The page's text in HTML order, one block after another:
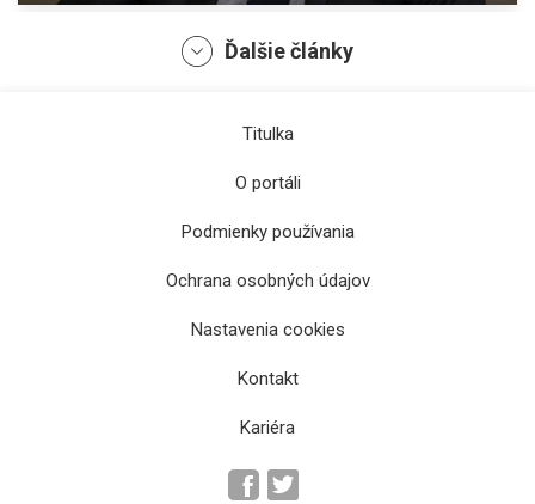
Premiér sa zúčastní samitu v Čiernej Hore
Ďalšie články
Titulka
O portáli
Podmienky používania
Ochrana osobných údajov
Nastavenia cookies
Kontakt
Kariéra